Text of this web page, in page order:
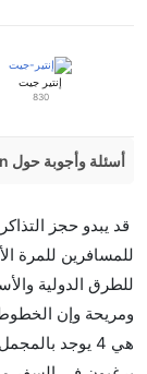
إنتير جيت
830
أسئلة وأجوبة حول Cancun إلى San Francisco الرحلات الجوية
إلىسان
نعم. توفر
هل توفر
كثير من
إضافية للنوم.
قد يبدو حجز
للمسافرين للمرة
للطرق الدولية
ومريحة وإن